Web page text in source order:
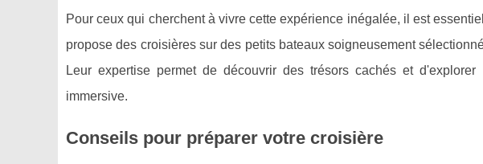
Pour ceux qui cherchent à vivre cette expérience inégalée, il est
propose des croisières sur des petits bateaux soigneusement
Leur expertise permet de découvrir des trésors cachés et
immersive.
Conseils pour préparer votre croisière